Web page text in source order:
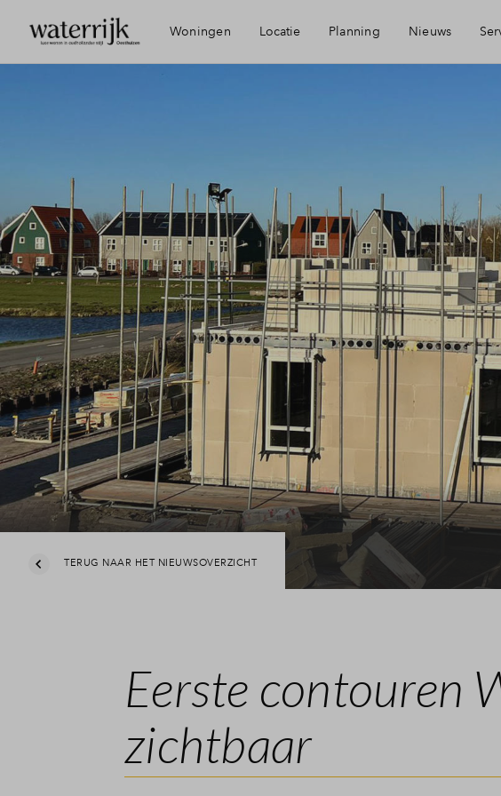
Woningen Locatie
Oosthuizen
Duurzaamheid
Planning Nieuws
Financiering
Toewijzing
Woning
Bouwkavel
TERUG NAAR HET NIEUWSOVERZICHT
Eerste contouren
zichtbaar